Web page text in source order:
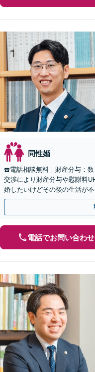
同性婚
☎️電話相談無料｜財産分与：
交渉により財産分与や慰謝料
婚したいけどその後の生活が
【休日面談可】【WEB面談可
電話でお問い合わせ